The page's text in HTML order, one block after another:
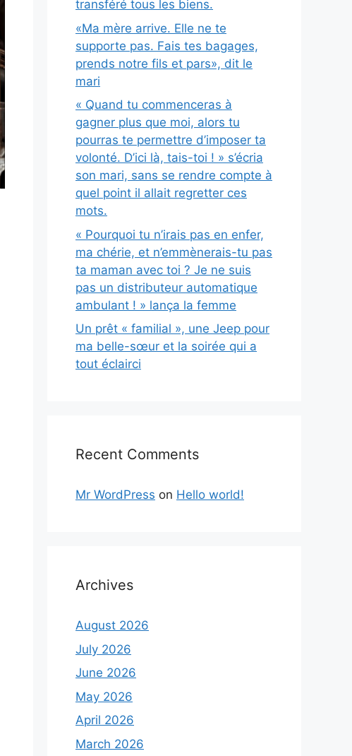
transféré tous les biens.
«Ma mère arrive. Elle ne te
supporte pas. Fais tes bagages,
prends notre fils et pars», dit le
mari
« Quand tu commenceras à
gagner plus que moi, alors tu
pourras te permettre d’imposer ta
volonté. D’ici là, tais-toi ! » s’écria
son mari, sans se rendre compte à
quel point il allait regretter ces
mots.
« Pourquoi tu n’irais pas en enfer,
ma chérie, et n’emmènerais-tu pas
ta maman avec toi ? Je ne suis
pas un distributeur automatique
ambulant ! » lança la femme
Un prêt « familial », une Jeep pour
ma belle-sœur et la soirée qui a
tout éclairci
Recent Comments
Mr WordPress on Hello world!
Archives
August 2026
July 2026
June 2026
May 2026
April 2026
March 2026